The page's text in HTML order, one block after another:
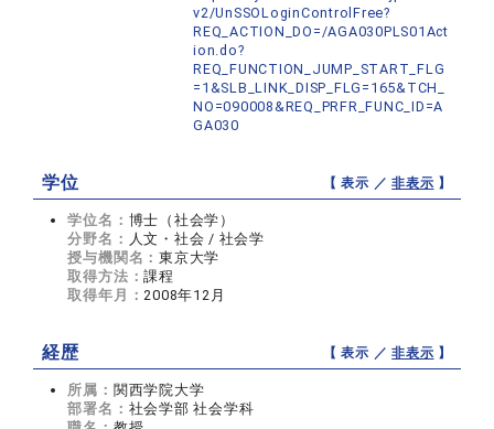
v2/UnSSOLoginControlFree?
REQ_ACTION_DO=/AGA030PLS01Act
ion.do?
REQ_FUNCTION_JUMP_START_FLG
=1&SLB_LINK_DISP_FLG=165&TCH_
NO=090008&REQ_PRFR_FUNC_ID=A
GA030
学位 【 表示 ／非表示 】
学位名： 博士（社会学）
分野名： 人文・社会 / 社会学
授与機関名：東京大学
取得方法：課程
取得年月：2008年12月
経歴 【 表示 ／非表示 】
所属： 関西学院大学
部署名： 社会学部 社会学科